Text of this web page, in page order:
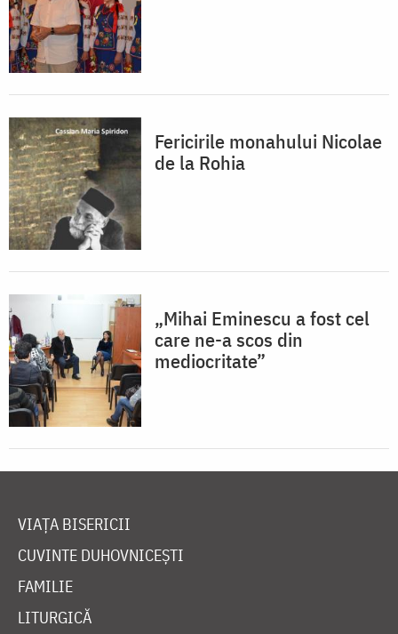
Fericirile monahului Nicolae
de la Rohia
„Mihai Eminescu a fost cel
care ne-a scos din
mediocritate”
VIAȚA BISERICII
CUVINTE DUHOVNICEȘTI
FAMILIE
LITURGICĂ